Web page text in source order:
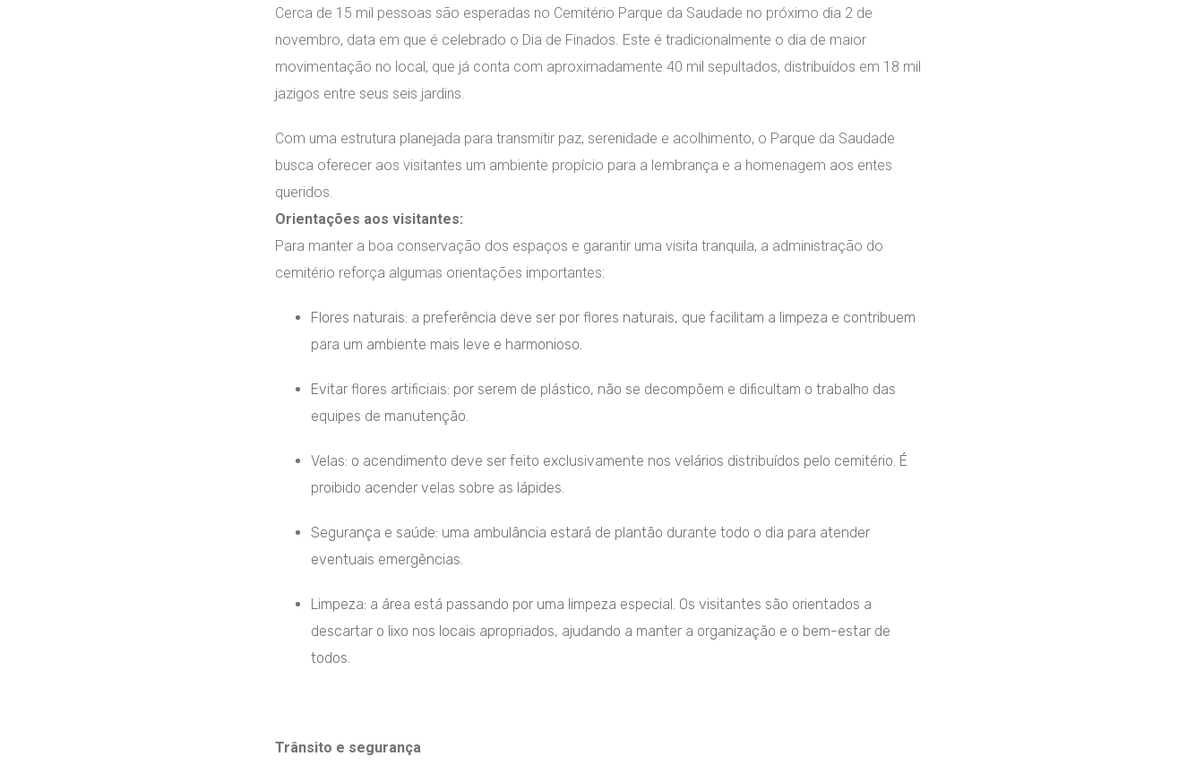
Cerca de 15 mil pessoas são esperadas no Cemitério Parque da Saudade no próximo dia 2 de
novembro, data em que é celebrado o Dia de Finados. Este é tradicionalmente o dia de maior
movimentação no local, que já conta com aproximadamente 40 mil sepultados, distribuídos em 18 mil
jazigos entre seus seis jardins.
Com uma estrutura planejada para transmitir paz, serenidade e acolhimento, o Parque da Saudade
busca oferecer aos visitantes um ambiente propício para a lembrança e a homenagem aos entes
queridos.
Orientações aos visitantes:
Para manter a boa conservação dos espaços e garantir uma visita tranquila, a administração do
cemitério reforça algumas orientações importantes:
Flores naturais: a preferência deve ser por flores naturais, que facilitam a limpeza e contribuem
para um ambiente mais leve e harmonioso.
Evitar flores artificiais: por serem de plástico, não se decompõem e dificultam o trabalho das
equipes de manutenção.
Velas: o acendimento deve ser feito exclusivamente nos velários distribuídos pelo cemitério. É
proibido acender velas sobre as lápides.
Segurança e saúde: uma ambulância estará de plantão durante todo o dia para atender
eventuais emergências.
Limpeza: a área está passando por uma limpeza especial. Os visitantes são orientados a
descartar o lixo nos locais apropriados, ajudando a manter a organização e o bem-estar de
todos.
Trânsito e segurança